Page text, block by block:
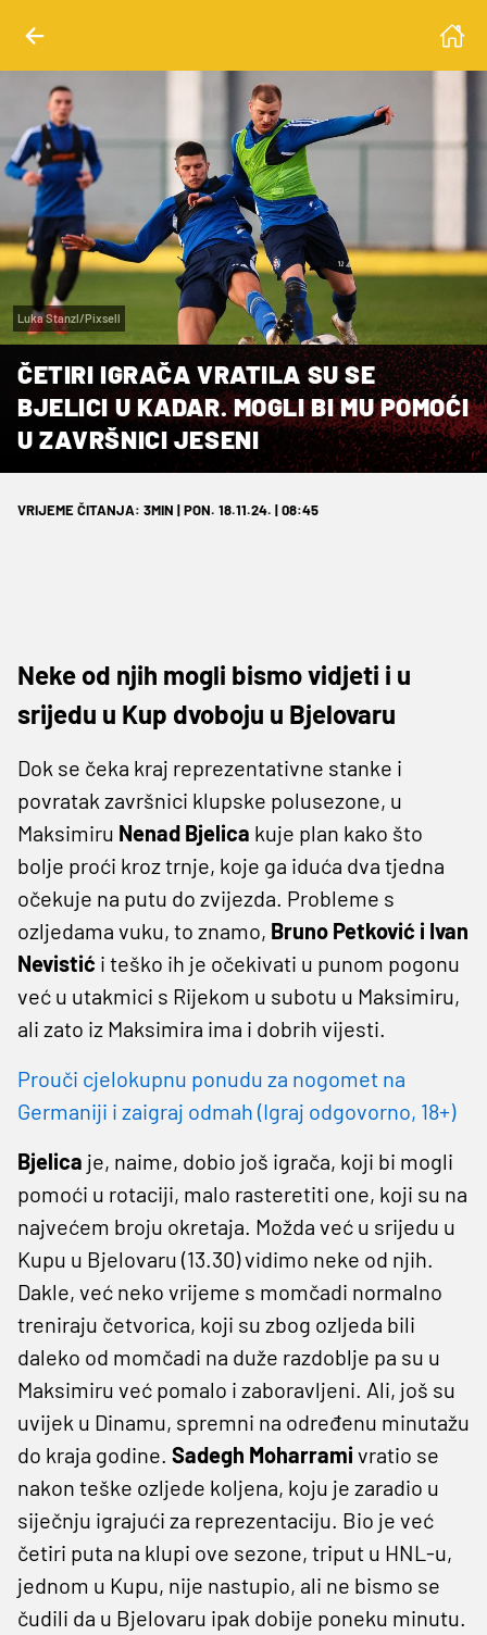
Luka Stanzl/Pixsell
ČETIRI IGRAČA VRATILA SU SE
BJELICI U KADAR. MOGLI BI MU POMOĆI
U ZAVRŠNICI JESENI
VRIJEME ČITANJA: 3MIN | PON. 18.11.24. | 08:45
Neke od njih mogli bismo vidjeti i u
srijedu u Kup dvoboju u Bjelovaru
Dok se čeka kraj reprezentativne stanke i
povratak završnici klupske polusezone, u
Maksimiru Nenad Bjelica kuje plan kako što
bolje proći kroz trnje, koje ga iduća dva tjedna
očekuje na putu do zvijezda. Probleme s
ozljedama vuku, to znamo, Bruno Petković i Ivan
Nevistić i teško ih je očekivati u punom pogonu
već u utakmici s Rijekom u subotu u Maksimiru,
ali zato iz Maksimira ima i dobrih vijesti.
Prouči cjelokupnu ponudu za nogomet na
Germaniji i zaigraj odmah (Igraj odgovorno, 18+)
Bjelica je, naime, dobio još igrača, koji bi mogli
pomoći u rotaciji, malo rasteretiti one, koji su na
najvećem broju okretaja. Možda već u srijedu u
Kupu u Bjelovaru (13.30) vidimo neke od njih.
Dakle, već neko vrijeme s momčadi normalno
treniraju četvorica, koji su zbog ozljeda bili
daleko od momčadi na duže razdoblje pa su u
Maksimiru već pomalo i zaboravljeni. Ali, još su
uvijek u Dinamu, spremni na određenu minutažu
do kraja godine. Sadegh Moharrami vratio se
nakon teške ozljede koljena, koju je zaradio u
siječnju igrajući za reprezentaciju. Bio je već
četiri puta na klupi ove sezone, triput u HNL-u,
jednom u Kupu, nije nastupio, ali ne bismo se
čudili da u Bjelovaru ipak dobije poneku minutu.